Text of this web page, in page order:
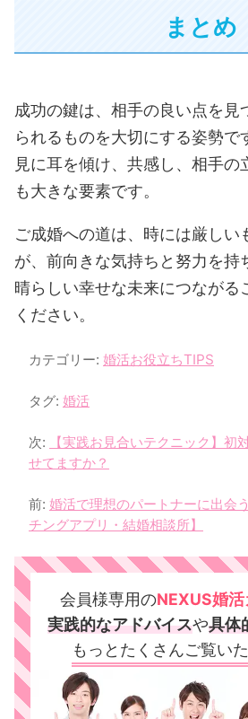
まとめ
成功の鍵は、相手の良い点を見
られるものを大切にする姿勢で
見に耳を傾け、共感し、相手の
も大きな要素です。
ご成婚への道は、時には厳しい
が、前向きな気持ちと努力を持
晴らしい幸せな未来につながる
ください。
カテゴリー: 婚活お役立ちTIPS
タグ: 婚活
次:
【実践お見合いテクニック】初
せてますか？
前: 婚活で理想のパートナーに出会
チングアプリ・結婚相談所】
会員様専用のNEXUS婚
実践的なアドバイスや具体
もっとたくさんご覧い